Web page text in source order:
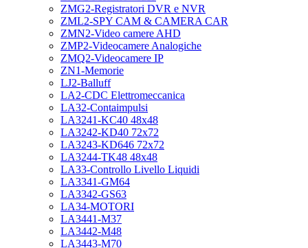
ZMG2-Registratori DVR e NVR
ZML2-SPY CAM & CAMERA CAR
ZMN2-Video camere AHD
ZMP2-Videocamere Analogiche
ZMQ2-Videocamere IP
ZN1-Memorie
LJ2-Balluff
LA2-CDC Elettromeccanica
LA32-Contaimpulsi
LA3241-KC40 48x48
LA3242-KD40 72x72
LA3243-KD646 72x72
LA3244-TK48 48x48
LA33-Controllo Livello Liquidi
LA3341-GM64
LA3342-GS63
LA34-MOTORI
LA3441-M37
LA3442-M48
LA3443-M70